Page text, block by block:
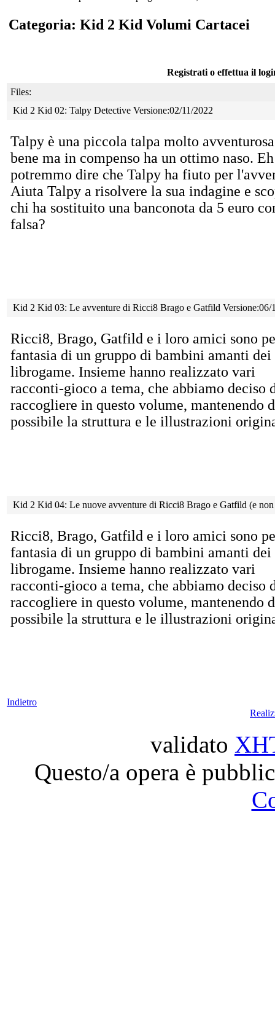
Categoria: Kid 2 Kid Volumi Cartacei
Registrati o effettua il
Files:
Kid 2 Kid 02: Talpy Detective Versione:02/11/2022
Talpy è una piccola talpa molto
bene ma in compenso ha un ottimo naso.
potremmo dire che Talpy ha fiuto per
Aiuta Talpy a risolvere la sua indagine e
chi ha sostituito una banconota da 5 euro
falsa?
Kid 2 Kid 03: Le avventure di Ricci8 Brago e Gatfild Versione:06/
Ricci8, Brago, Gatfild e i loro amici sono
fantasia di un gruppo di bambini amanti dei
librogame. Insieme hanno realizzato vari
racconti-gioco a tema, che abbiamo deciso
raccogliere in questo volume, mantenendo
possibile la struttura e le illustrazioni
Kid 2 Kid 04: Le nuove avventure di Ricci8 Brago e Gatfild (e
Ricci8, Brago, Gatfild e i loro amici sono
fantasia di un gruppo di bambini amanti dei
librogame. Insieme hanno realizzato vari
racconti-gioco a tema, che abbiamo deciso
raccogliere in questo volume, mantenendo
possibile la struttura e le illustrazioni
Indietro
validato
Questo/a opera è